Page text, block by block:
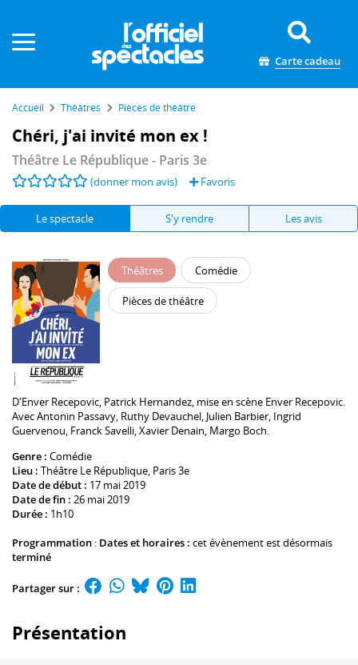
Carte cadeau
Accueil Théâtres Pièces de théâtre
Chéri, j'ai invité mon ex !
Théâtre Le République- Paris 3e
(donner mon avis) Favoris
Le spectacle S'y rendre Les avis
Théâtres Comédie
Pièces de théâtre
D'Enver Recepovic, Patrick Hernandez, mise en scène Enver Recepovic.
AvecAntonin Passavy, Ruthy Devauchel, Julien Barbier, Ingrid
Guervenou, Franck Savelli,Xavier Denain, Margo Boch.
Genre : Comédie
Lieu : Théâtre Le République, Paris 3e
Date de début : 17 mai 2019
Date de fin : 26 mai 2019
Durée : 1h10
Programmation : Dates et horaires : cet évènement est désormais
terminé
Partager sur :
Présentation